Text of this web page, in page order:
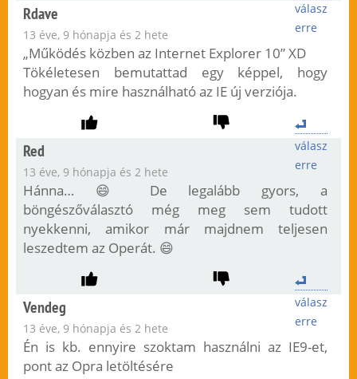
válasz
erre
Rdave
13 éve, 9 hónapja és 2 hete
„Működés közben az Internet Explorer 10” XD
Tökéletesen bemutattad egy képpel, hogy
hogyan és mire használható az IE új verziója.
válasz
erre
Red
13 éve, 9 hónapja és 2 hete
Hánna… 😄 De legalább gyors, a
böngészőválasztó még meg sem tudott
nyekkenni, amikor már majdnem teljesen
leszedtem az Operát. 😄
válasz
erre
Vendeg
13 éve, 9 hónapja és 2 hete
Én is kb. ennyire szoktam használni az IE9-et,
pont az Opra letöltésére